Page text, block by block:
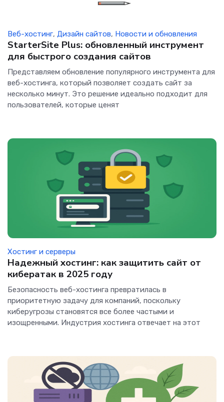
Веб-хостинг, Дизайн сайтов, Новости и обновления
StarterSite Plus: обновленный инструмент
для быстрого создания сайтов
Представляем обновление популярного инструмента для
веб-хостинга, который позволяет создать сайт за
несколько минут. Это решение идеально подходит для
пользователей, которые ценят
Хостинг и серверы
Надежный хостинг: как защитить сайт от
кибератак в 2025 году
Безопасность веб-хостинга превратилась в
приоритетную задачу для компаний, поскольку
киберугрозы становятся все более частыми и
изощренными. Индустрия хостинга отвечает на этот